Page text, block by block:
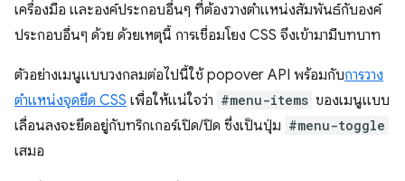
เครื่องมือ และองค์ประกอบอื่นๆ ที่ต้องวางตำแหน่งสัมพันธ์กับองค์
ประกอบอื่นๆ ด้วย ด้วยเหตุนี้ การเชื่อมโยง CSS จึงเข้ามามีบทบาท
ตัวอย่างเมนูแบบวงกลมต่อไปนี้ใช้ popover API พร้อมกับการวาง
ตำแหน่งจุดยึด CSS เพื่อให้แน่ใจว่า #menu-items ของเมนูแบบ
เลื่อนลงจะยึดอยู่กับทริกเกอร์เปิด/ปิด ซึ่งเป็นปุ่ม #menu-toggle
เสมอ